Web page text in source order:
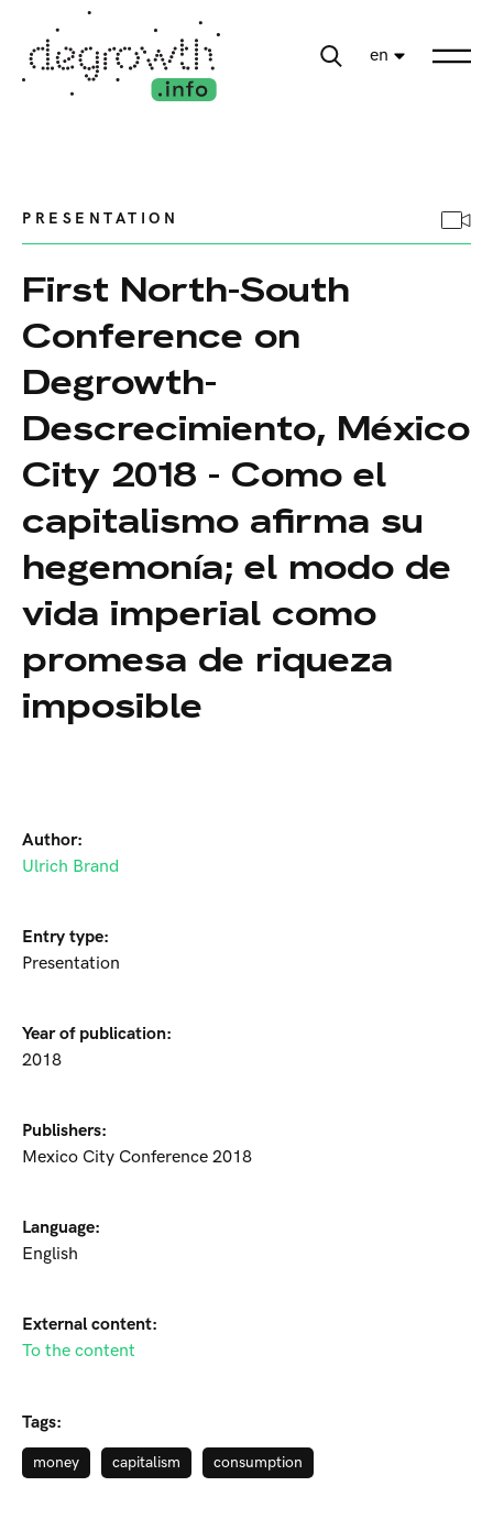
en
PRESENTATION
First North-South
Conference on
Degrowth-
Descrecimiento, México
City 2018 - Como el
capitalismo afirma su
hegemonía; el modo de
vida imperial como
promesa de riqueza
imposible
Author:
Ulrich Brand
Entry type:
Presentation
Year of publication:
2018
Publishers:
Mexico City Conference 2018
Language:
English
External content:
To the content
Tags:
money capitalism consumption